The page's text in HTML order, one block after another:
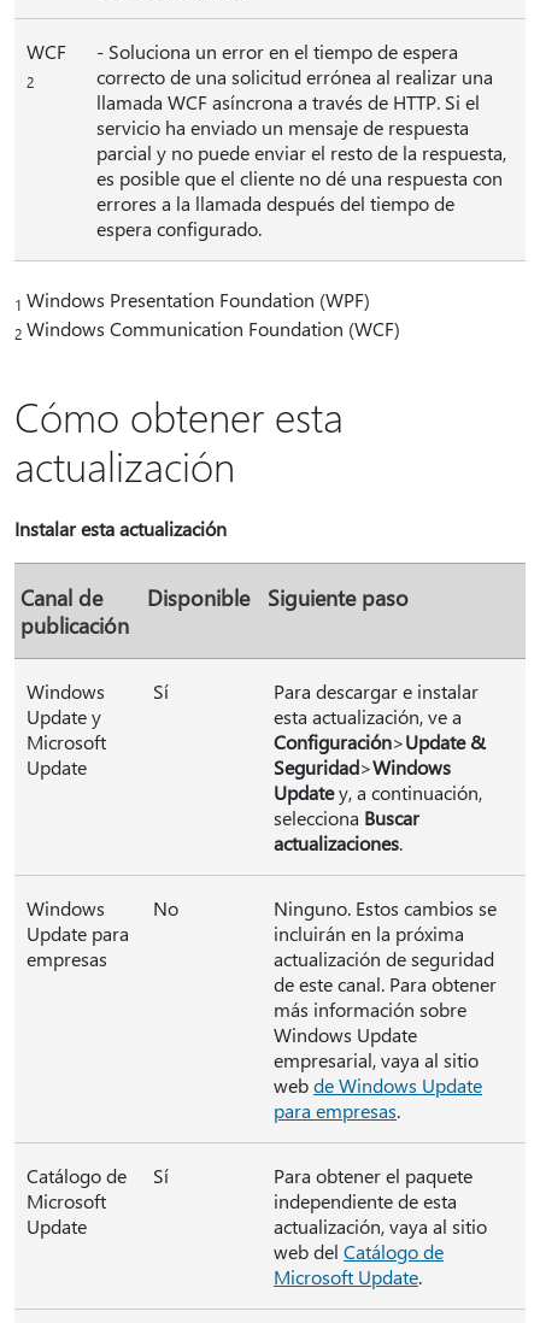
WCF
2
- Soluciona un error en el tiempo de espera
correcto de una solicitud errónea al realizar una
llamada WCF asíncrona a través de HTTP. Si el
servicio ha enviado un mensaje de respuesta
parcial y no puede enviar el resto de la respuesta,
es posible que el cliente no dé una respuesta con
errores a la llamada después del tiempo de
espera configurado.
1 Windows Presentation Foundation (WPF)
2 Windows Communication Foundation (WCF)
Cómo obtener esta
actualización
Instalar esta actualización
Canal de
publicación
Disponible Siguiente paso
Windows
Update y
Microsoft
Update
Sí
Para descargar e instalar
esta actualización, ve a
Configuración>Update &
Seguridad>Windows
Updatey, a continuación,
selecciona Buscar
actualizaciones.
Windows
Update para
empresas
No
Ninguno. Estos cambios se
incluirán en la próxima
actualización de seguridad
de este canal. Para obtener
más información sobre
Windows Update
empresarial, vaya al sitio
webde Windows Update
para empresas.
Catálogo de
Microsoft
Update
Sí
Para obtener el paquete
independiente de esta
actualización, vaya al sitio
web del Catálogo de
Microsoft Update.